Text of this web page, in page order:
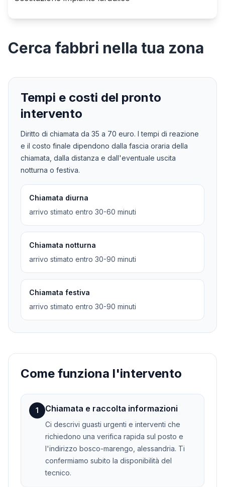
Cerca fabbri nella tua zona
Tempi e costi del pronto
intervento
Diritto di chiamata da 35 a 70 euro. I tempi di reazione
e il costo finale dipendono dalla fascia oraria della
chiamata, dalla distanza e dall'eventuale uscita
notturna o festiva.
Chiamata diurna
arrivo stimato entro 30-60 minuti
Chiamata notturna
arrivo stimato entro 30-90 minuti
Chiamata festiva
arrivo stimato entro 30-90 minuti
Come funziona l'intervento
1 Chiamata e raccolta informazioni
Ci descrivi guasti urgenti e interventi che
richiedono una verifica rapida sul posto e
l'indirizzo bosco-marengo, alessandria. Ti
confermiamo subito la disponibilità del
tecnico.